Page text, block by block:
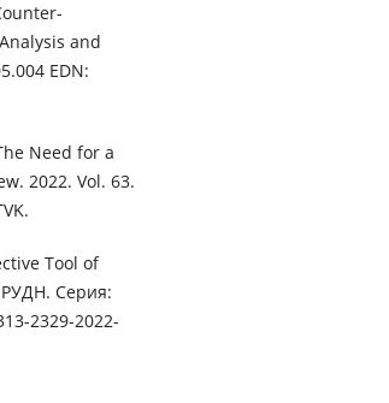
and
EDN:
Need for a
2022. Vol. 63.
Tool of
Серия:
2329-2022-